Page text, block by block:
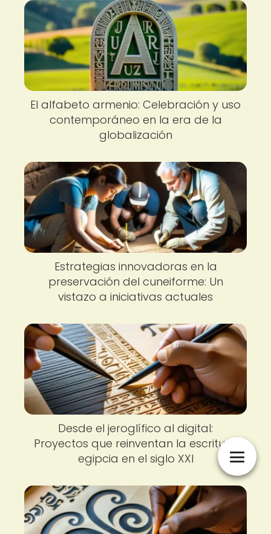
El alfabeto armenio: Celebración y uso
contemporáneo en la era de la
globalización
Estrategias innovadoras en la
preservación del cuneiforme: Un
vistazo a iniciativas actuales
Desde el jeroglífico al digital:
Proyectos que reinventan la escritura
egipcia en el siglo XXI